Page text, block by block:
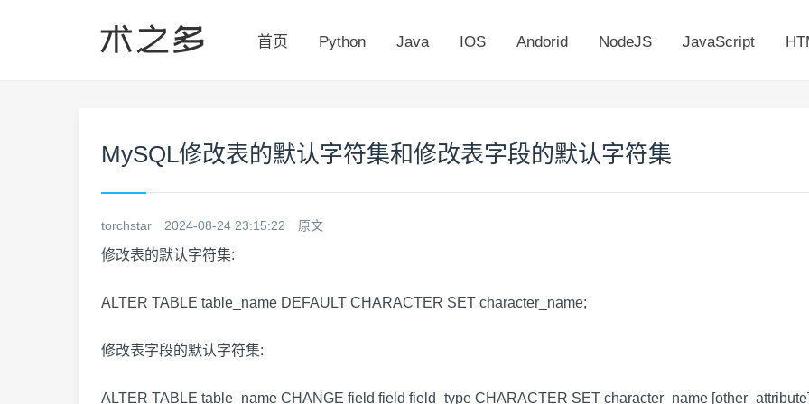
首页 Python Java IOS Andorid NodeJS JavaScript
MySQL修改表的默认字符集和修改表字段的默认字符集
torchstar 2024-08-24 23:15:22 原文
修改表的默认字符集:
ALTER TABLE table_name DEFAULT CHARACTER SET character_name;
修改表字段的默认字符集:
ALTER TABLE table_name CHANGE field field field_type CHARACTER SET character_name [other_attribute]